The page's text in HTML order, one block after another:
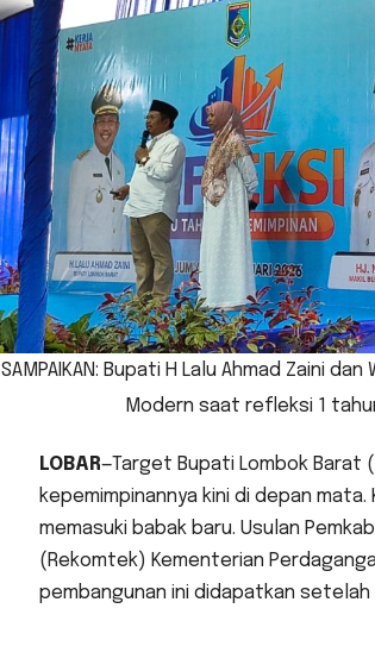
SAMPAIKAN: Bupati H Lalu Ahmad Zaini
Modern saat refleksi 1 tahun
LOBAR—Target Bupati Lombok Barat
kepemimpinannya kini di depan
memasuki babak baru. Usulan
(Rekomtek) Kementerian
pembangunan ini didapatkan